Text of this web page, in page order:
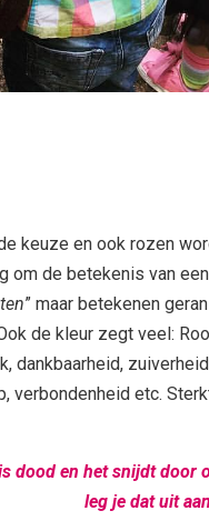
keuze en ook rozen
om de betekenis van
” maar betekenen
de kleur zegt veel:
dankbaarheid,
verbondenheid etc.
dood en het snijdt door
leg je dat uit